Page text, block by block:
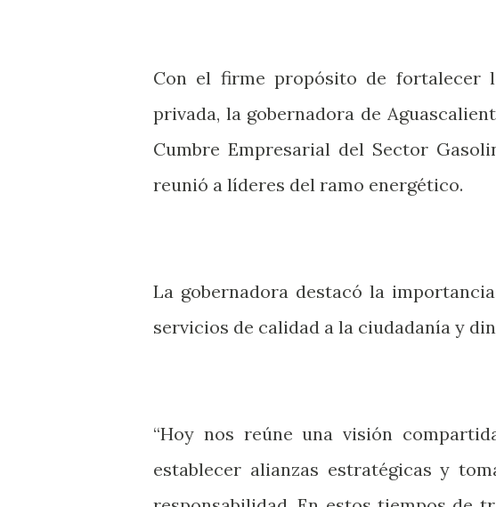
Con el firme propósito de fortalecer
privada, la gobernadora de
Cumbre Empresarial del Sector
reunió a líderes del ramo energético.
La gobernadora destacó la
servicios de calidad a la ciudadanía y
“Hoy nos reúne una visión
establecer alianzas estratégicas y